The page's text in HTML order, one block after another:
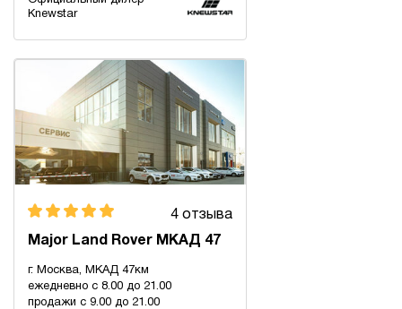
Knewstar
4 отзыва
Major Land Rover МКАД 47
г. Москва, МКАД 47км
ежедневно с 8.00 до 21.00
продажи с 9.00 до 21.00